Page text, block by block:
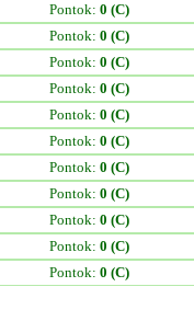
Pontok: 0 (C)
Pontok: 0 (C)
Pontok: 0 (C)
Pontok: 0 (C)
Pontok: 0 (C)
Pontok: 0 (C)
Pontok: 0 (C)
Pontok: 0 (C)
Pontok: 0 (C)
Pontok: 0 (C)
Pontok: 0 (C)